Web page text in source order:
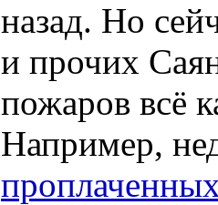
назад. Но
и прочих
пожаров всё
Например,